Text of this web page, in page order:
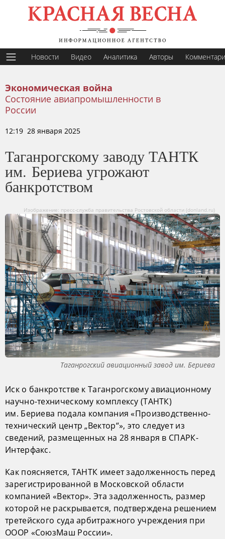
Новости Видео Аналитика Авторы
Экономическая война
Состояние авиапромышленности в
России
12:19 28 января 2025
Таганрогскому заводу ТАНТК
им. Бериева угрожают
банкротством
Изображение: пресс-служба правительства Ростовской области (donland.ru)
Таганрогский авиационный завод им. Бериева
Иск о банкротстве к Таганрогскому авиационному
научно-техническому комплексу (ТАНТК)
им. Бериева подала компания «Производственно-
технический центр „Вектор“», это следует из
сведений, размещенных на 28 января в СПАРК-
Интерфакс.
Как поясняется, ТАНТК имеет задолженность перед
зарегистрированной в Московской области
компанией «Вектор». Эта задолженность, размер
которой не раскрывается, подтверждена решением
третейского суда арбитражного учреждения при
ОООР «СоюзМаш России».